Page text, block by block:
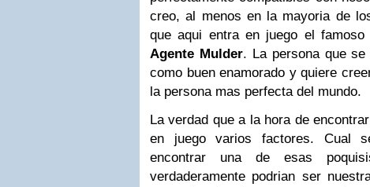
creo, al menos en la mayoria de
que aqui entra en juego el famoso
Agente Mulder. La persona que
como buen enamorado y quiere
la persona mas perfecta del mundo.
La verdad que a la hora de
en juego varios factores. Cual
encontrar una de esas
verdaderamente podrian ser